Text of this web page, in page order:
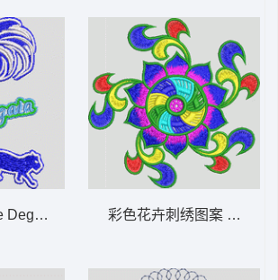
Dega”字样 椰树狼彩色花卉刺绣图案 佛绣